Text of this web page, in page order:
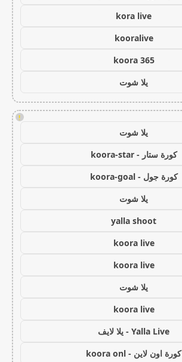
kora live
kooralive
koora 365
يلا شوت
!
يلا شوت
كورة ستار - koora-star
كورة جول - koora-goal
يلا شوت
yalla shoot
koora live
koora live
يلا شوت
koora live
Yalla Live - يلا لايف
كورة اون لاين - koora onl